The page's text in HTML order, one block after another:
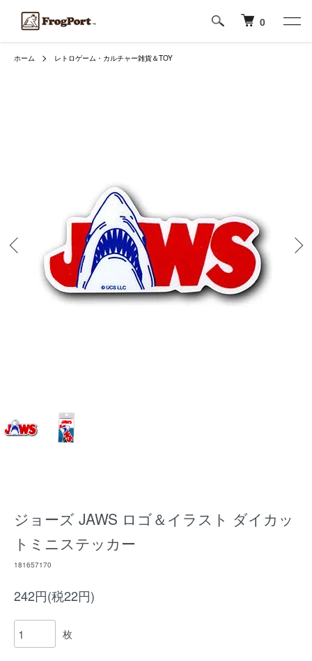
0
ホーム レトロゲーム・カルチャー雑貨＆TOY
ジョーズ JAWS ロゴ＆イラスト ダイカッ
トミニステッカー
181657170
242円(税22円)
枚